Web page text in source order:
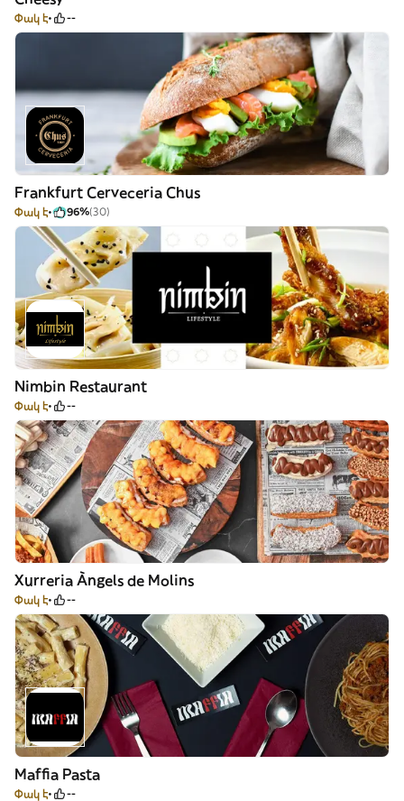
Փակ է --
Frankfurt Cerveceria Chus
Փակ է 96%(30)
Nimbin Restaurant
Փակ է --
Xurreria Àngels de Molins
Փակ է --
Maffia Pasta
Փակ է --